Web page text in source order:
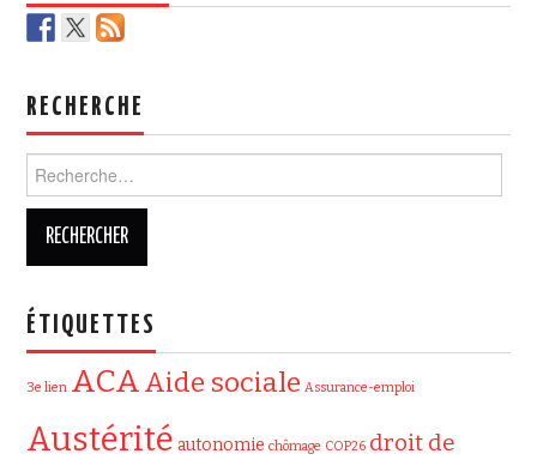
RECHERCHE
ÉTIQUETTES
3e lien ACAAide sociale Assurance-emploi
Austérité autonomie chômage COP26 droit de